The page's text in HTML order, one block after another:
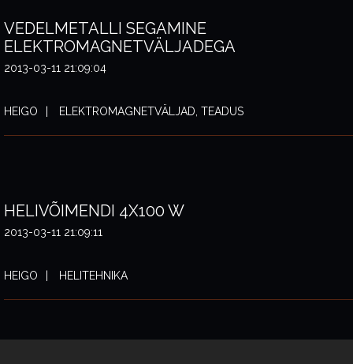
VEDELMETALLI SEGAMINE
ELEKTROMAGNETVÄLJADEGA
2013-03-11 21:09:04
HEIGO ELEKTROMAGNETVÄLJAD, TEADUS
HELIVÕIMENDI 4X100 W
2013-03-11 21:09:11
HEIGO HELITEHNIKA